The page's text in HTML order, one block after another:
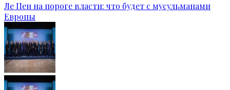
Ле Пен на пороге власти: что будет с мусульманами
Европы